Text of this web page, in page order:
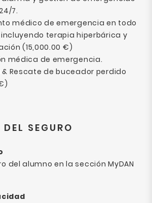
7.
médico de emergencia en todo
terapia hiperbárica y
(15,000.00 €)
médica de emergencia.
Rescate de buceador perdido
SEGURO
del alumno en la sección MyDAN